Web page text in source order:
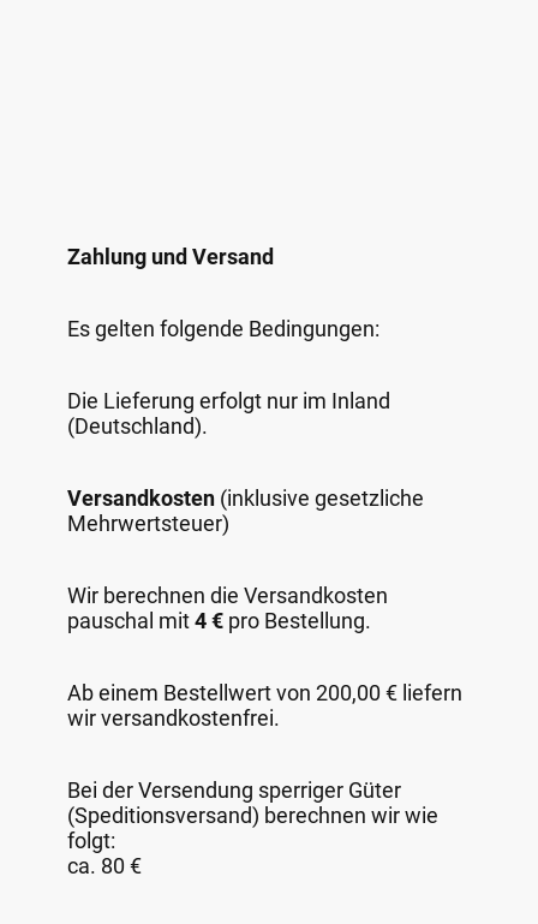
Zahlung und Versand
Es gelten folgende Bedingungen:
Die Lieferung erfolgt nur im Inland
(Deutschland).
Versandkosten (inklusive gesetzliche
Mehrwertsteuer)
Wir berechnen die Versandkosten
pauschal mit4 € pro Bestellung.
Ab einem Bestellwert von 200,00 € liefern
wir versandkostenfrei.
Bei der Versendung sperriger Güter
(Speditionsversand) berechnen wir wie
folgt:
ca. 80 €